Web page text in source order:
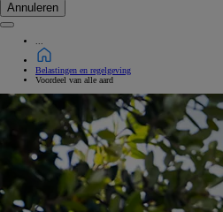
Annuleren
Belastingen en regelgeving
Voordeel van alle aard